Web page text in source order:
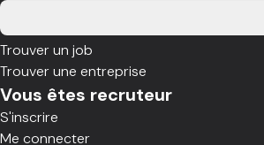
Trouver un job
Trouver une entreprise
Vous êtes recruteur
S'inscrire
Me connecter